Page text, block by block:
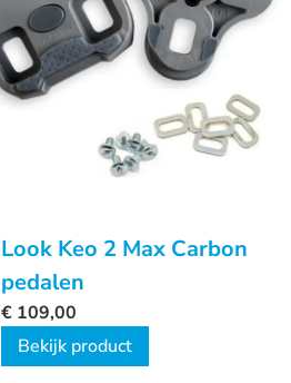
Look Keo 2 Max Carbon
pedalen
€ 109,00
Bekijk product